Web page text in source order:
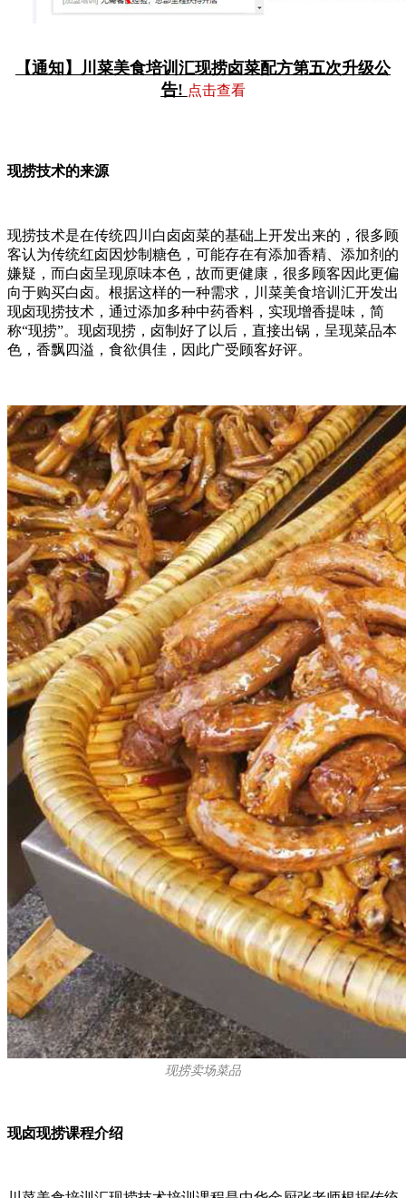
【通知】川菜美食培训汇现捞卤菜配方第五次升级公
告! 点击查看
现捞技术的来源
现捞技术是在传统四川白卤卤菜的基础上开发出来的，很多顾
客认为传统红卤因炒制糖色，可能存在有添加香精、添加剂的
嫌疑，而白卤呈现原味本色，故而更健康，很多顾客因此更偏
向于购买白卤。根据这样的一种需求，川菜美食培训汇开发出
现卤现捞技术，通过添加多种中药香料，实现增香提味，简
称“现捞”。现卤现捞，卤制好了以后，直接出锅，呈现菜品本
色，香飘四溢，食欲俱佳，因此广受顾客好评。
现捞卖场菜品
现卤现捞课程介绍